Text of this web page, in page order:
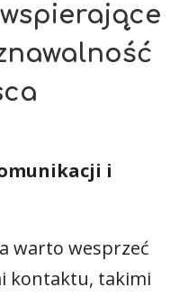
i
warto wesprzeć
kontaktu, takimi